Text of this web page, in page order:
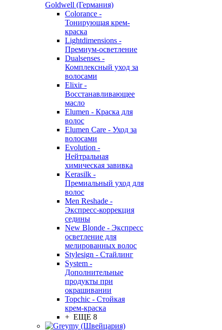
Goldwell (Германия)
Colorance -
Тонирующая крем-
краска
Lightdimensions -
Премиум-осветление
Dualsenses -
Комплексный уход за
волосами
Elixir -
Восстанавливающее
масло
Elumen - Краска для
волос
Elumen Care - Уход за
волосами
Evolution -
Нейтральная
химическая завивка
Kerasilk -
Премиальный уход для
волос
Men Reshade -
Экспресс-коррекция
седины
New Blonde - Экспресс
осветление для
мелированных волос
Stylesign - Стайлинг
System -
Дополнительные
продукты при
окрашивании
Topchic - Стойкая
крем-краска
+ ЕЩЕ 8